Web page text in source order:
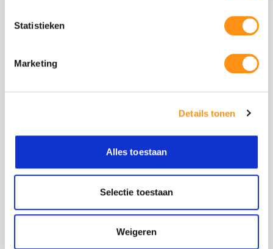
Statistieken
Marketing
Details tonen
Alles toestaan
Selectie toestaan
Weigeren
ondergaat een speciaal thermisch proces waarbij
het glas wordt verhit tot circa 620°C en
vervolgens snel wordt afgekoeld. Dit creëert een
waardoor het glas:
Bij breuk in kleine stompe stukjes valt
Voldoet aan EN 12150-1 norm
Dit pakket bevat
Wit RAL 9010